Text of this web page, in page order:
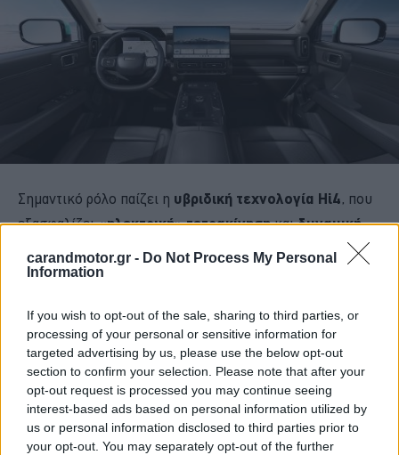
carandmotor.gr - Do Not Process My Personal
Information
If you wish to opt-out of the sale, sharing to third parties, or
processing of your personal or sensitive information for
targeted advertising by us, please use the below opt-out
section to confirm your selection. Please note that after your
opt-out request is processed you may continue seeing
interest-based ads based on personal information utilized by
us or personal information disclosed to third parties prior to
your opt-out. You may separately opt-out of the further
Σημαντικό ρόλο παίζει η υβριδική τεχνολογία Hi4, που
εξασφαλίζει«ηλεκτρική» τετρακίνησηκαιδυναμική
κατανομή ροπής
μεταξύ των αξόνων. Στην
κορυφαία
plug-in υβριδική εκδοχή
επιτάχυνση 0-100 χλμ./ώρα σε 5,4 δευτερόλεπτα.
Το σύστημα συνοδεύεται απόμπαταρία 33,8 kWh με
δυνατότητα ταχείας φόρτισης,προσφέροντας
ηλεκτρική αυτονομία άνω των 100 χιλιομέτρων
, ενώ
ηκατανάλωσηπεριορίζεται σε περίπου 6,5 lt/100km